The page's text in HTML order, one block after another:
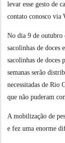
levar esse gesto de
contato conosco via
No dia 9 de outubro
sacolinhas de doces
sacolinhas de doces
semanas serão
necessitadas de Rio
que não puderam
A mobilização de
e fez uma enorme